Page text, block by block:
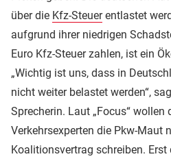
über die Kfz-Steuerentlastet
aufgrund ihrer niedrigen
Euro Kfz-Steuer zahlen, ist ein
„Wichtig ist uns, dass in
nicht weiter belastet werden“,
Sprecherin. Laut „Focus“ wollen
Verkehrsexperten die Pkw-Maut
Koalitionsvertrag schreiben.